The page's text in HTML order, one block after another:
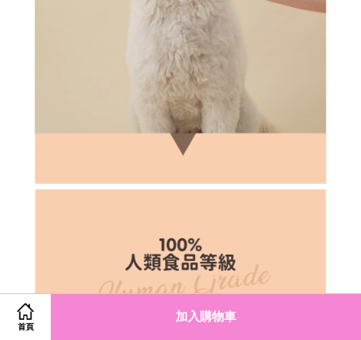
首頁
加入購物車